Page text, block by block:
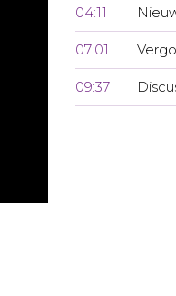
04:11
07:01
09:37